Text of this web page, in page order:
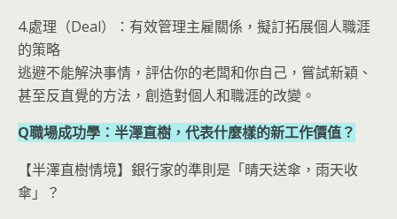
4.處理（Deal）：有效管理主雇關係，擬訂拓展個人職涯
的策略
逃避不能解決事情，評估你的老闆和你自己，嘗試新穎、
甚至反直覺的方法，創造對個人和職涯的改變。
Q職場成功學：半澤直樹，代表什麼樣的新工作價值？
【半澤直樹情境】銀行家的準則是「晴天送傘，雨天收
傘」？